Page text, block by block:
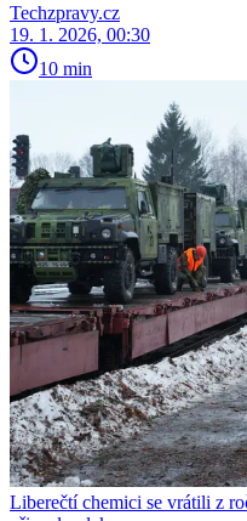
Techzpravy.cz
19. 1. 2026, 00:30
10 min
Liberečtí chemici se vrátili z